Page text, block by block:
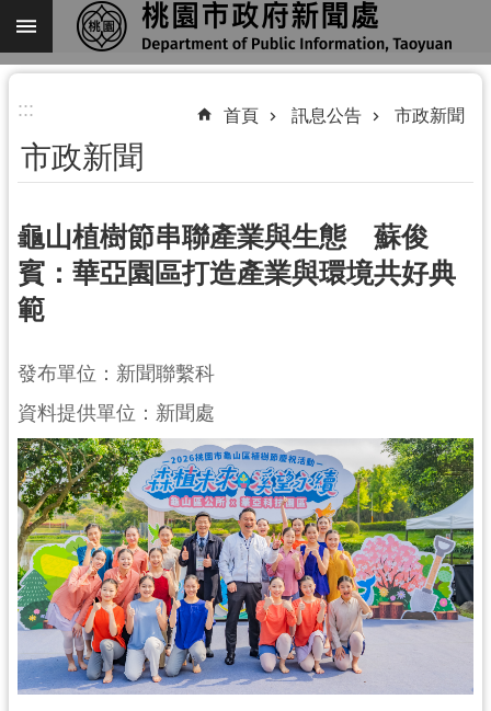
跳到主要內容區塊
進
搜
尋
關
於
們
機
關
通
訊
錄
業
務
資
訊
訊
::: 首頁 訊息公告 市政新聞
市政新聞
龜山植樹節串聯產業與生態 蘇俊
賓：華亞園區打造產業與環境共好典
範
發布單位：新聞聯繫科
資料提供單位：新聞處